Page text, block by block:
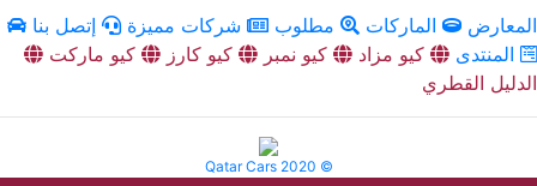
المعارض الماركات مطلوب شركات مميزة
إتصل بنا
المنتدى
كيو مزاد كيو نمبر كيو كارز
كيو ماركت
الدليل القطري
Qatar Cars 2020 ©